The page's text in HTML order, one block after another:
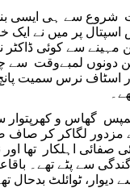
شروع سے ہی ایسی
میں اس اسپتال پر میں نے
سے کوئی ڈاکٹر
دونوں لمبےوقت سے
اسٹاف نرس سمیت
گھاس و کھرپتوار
مزدور لگاکر کر صاف
صفائی اہلکار تھا
گندگی سے پٹے تھے۔
دیوار، ٹوائلٹ بدحال